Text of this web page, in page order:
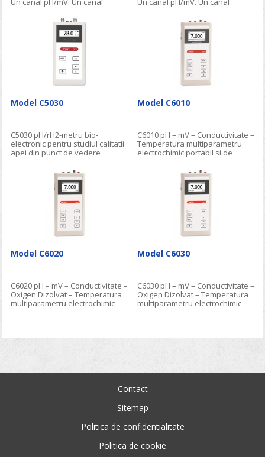
graphic de mare rezolutie
luminat din spate.
graphic de mare rezolutie
iluminat din spate
Model C5030
C5030 pH/rH2-metru bio-
electronic pentru studiul calitatii
apei din punct de vedere
unor boli in fluidele corpului
conform metodei Vincent
Model C6010
C6010 pH – mV – Conductivitate –
Temperatura multiparametru
electrochimic portabil si de
Model C6020
C6020 pH – mV – Conductivitate –
Oxigen Dizolvat – Temperatura
multiparametru electrochimic
Model C6030
C6030 pH – mV – Conductivitate –
Oxigen Dizolvat – Temperatura
multiparametru electrochimic
Contact
Sitemap
Politica de confidentialitate
Politica de cookie